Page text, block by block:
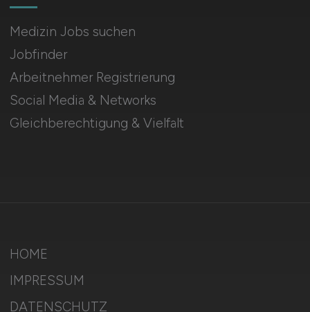
Medizin Jobs suchen
Jobfinder
Arbeitnehmer Registrierung
Social Media & Networks
Gleichberechtigung & Vielfalt
HOME
IMPRESSUM
DATENSCHUTZ